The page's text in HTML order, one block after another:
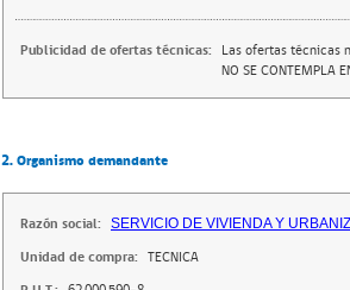
Publicidad de ofertas técnicas: Las ofertas técnicas
NO SE CONTEMPLA
2. Organismo demandante
Razón social: SERVICIO DE VIVIENDA Y
Unidad de compra: TECNICA